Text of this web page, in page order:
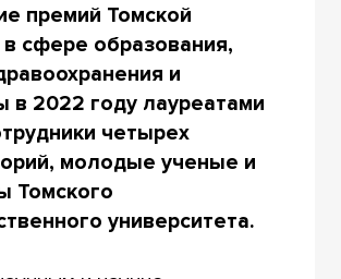
премий Томской
в сфере образования,
и
в 2022 году лауреатами
четырех
молодые ученые и
Томского
университета.